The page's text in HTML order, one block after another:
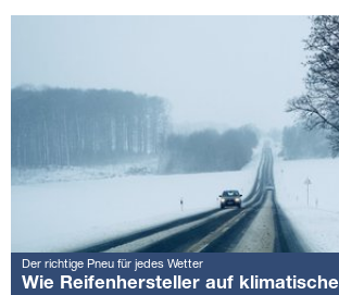
Der richtige Pneu für jedes Wetter
Wie Reifenhersteller auf klimatische